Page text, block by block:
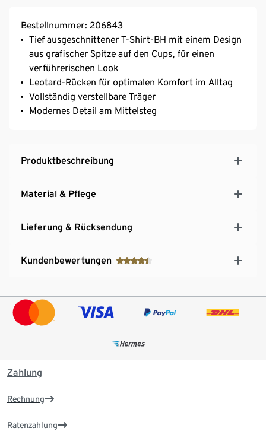
Bestellnummer: 206843
Tief ausgeschnittener T-Shirt-BH mit einem Design
aus grafischer Spitze auf den Cups, für einen
verführerischen Look
Leotard-Rücken für optimalen Komfort im Alltag
Vollständig verstellbare Träger
Modernes Detail am Mittelsteg
Produktbeschreibung
Material & Pflege
Lieferung & Rücksendung
Kundenbewertungen
Zahlung
Rechnung
Ratenzahlung